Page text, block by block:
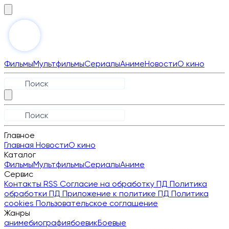
ФильмыМультфильмыСериалыАнимеНовостиО кино
Главное
Главная НовостиО кино
Каталог
ФильмыМультфильмыСериалыАниме
Сервис
Контакты RSS Согласие на обработку ПД Политика
обработки ПД Приложение к политике ПД Политика
cookies Пользовательское соглашение
Жанры
анимебиографиябоевикБоевые